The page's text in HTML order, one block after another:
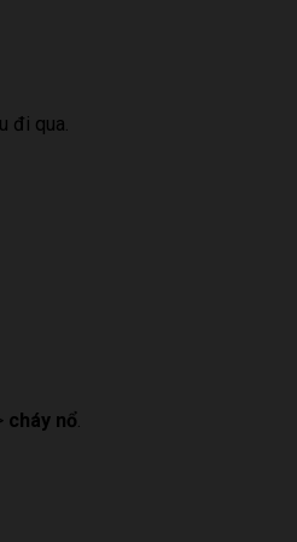
đi qua.
cháy nổ.